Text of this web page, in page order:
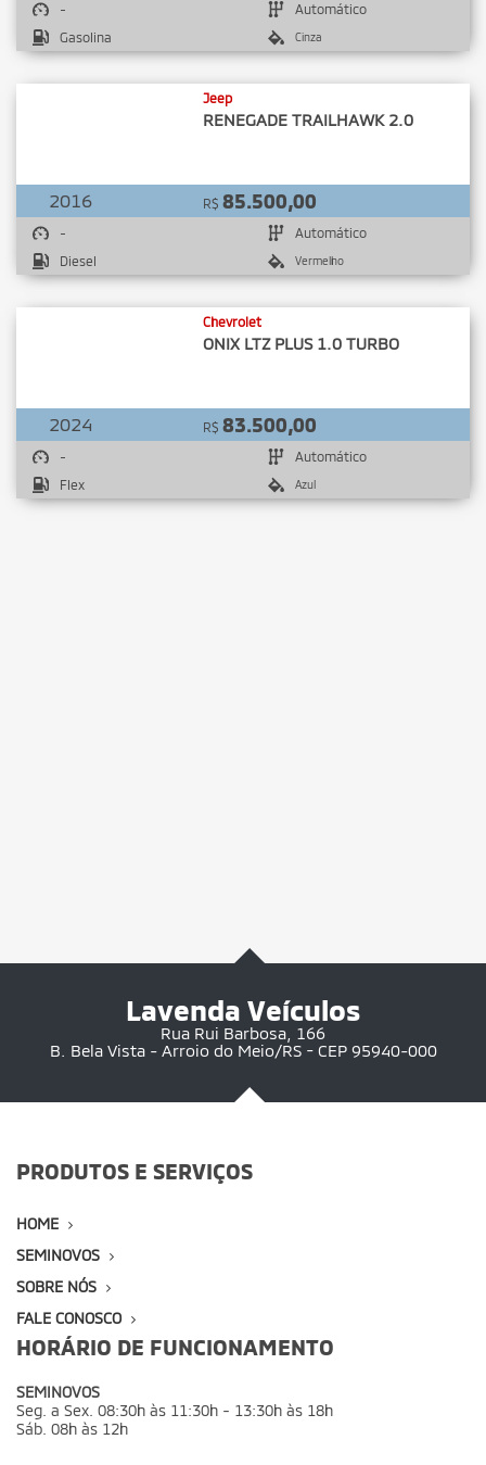
-
Automático
Gasolina
Cinza
Jeep
RENEGADE TRAILHAWK 2.0
2016 R$ 85.500,00
-
Automático
Diesel
Vermelho
Chevrolet
ONIX LTZ PLUS 1.0 TURBO
2024 R$ 83.500,00
-
Automático
Flex
Azul
Lavenda Veículos
Rua Rui Barbosa, 166
B. Bela Vista - Arroio do Meio/RS - CEP 95940-000
PRODUTOS E SERVIÇOS
HOME
SEMINOVOS
SOBRE NÓS
FALE CONOSCO
HORÁRIO DE FUNCIONAMENTO
SEMINOVOS
Seg. a Sex. 08:30h às 11:30h - 13:30h às 18h
Sáb. 08h às 12h